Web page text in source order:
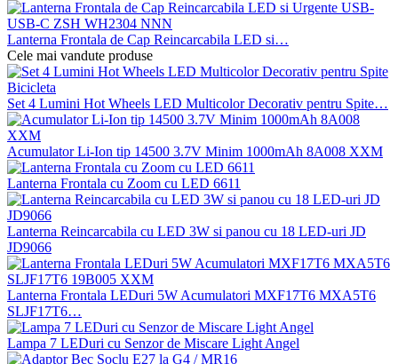
Lanterna Frontala de Cap Reincarcabila LED si…
Cele mai vandute produse
Set 4 Lumini Hot Wheels LED Multicolor Decorativ pentru Spite…
Acumulator Li-Ion tip 14500 3.7V Minim 1000mAh 8A008 XXM
Lanterna Frontala cu Zoom cu LED 6611
Lanterna Reincarcabila cu LED 3W si panou cu 18 LED-uri JD
JD9066
Lanterna Frontala LEDuri 5W Acumulatori MXF17T6 MXA5T6
SLJF17T6…
Lampa 7 LEDuri cu Senzor de Miscare Light Angel